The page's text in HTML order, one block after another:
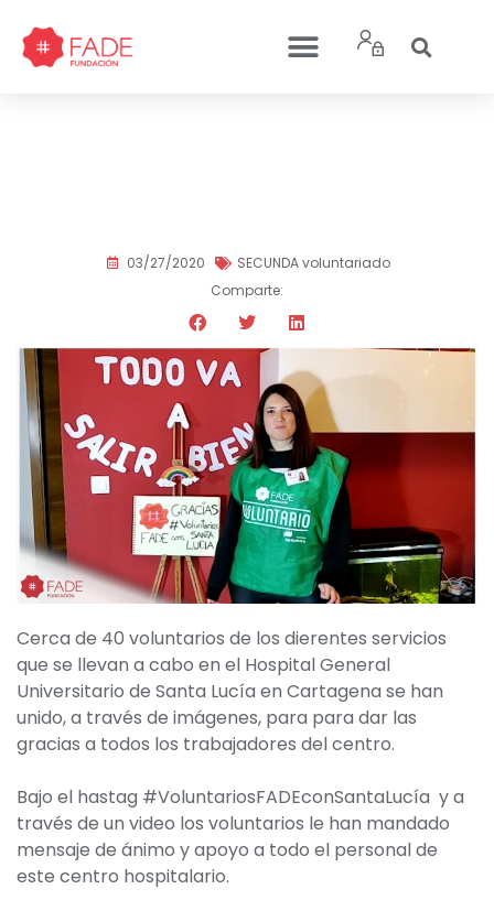
03/27/2020
SECUNDA voluntariado
Comparte:
Cerca de 40 voluntarios de los dierentes servicios
que se llevan a cabo en el Hospital General
Universitario de Santa Lucía en Cartagena se han
unido, a través de imágenes, para para dar las
gracias a todos los trabajadores del centro.
Bajo el hastag #VoluntariosFADEconSantaLucía y a
través de un video los voluntarios le han mandado
mensaje de ánimo y apoyo a todo el personal de
este centro hospitalario.